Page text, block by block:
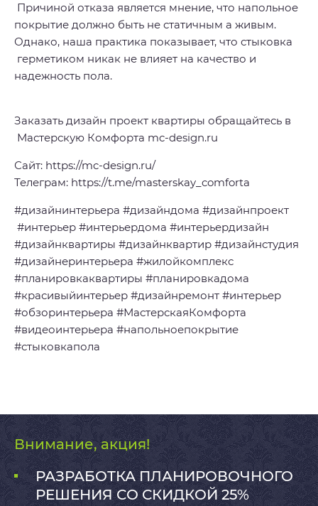
Причиной отказа является мнение, что напольное
покрытие должно быть не статичным а живым.
Однако, наша практика показывает, что стыковка
герметиком никак не влияет на качество и
надежность пола.
Заказать дизайн проект квартиры обращайтесь в
Мастерскую Комфорта mc-design.ru
Сайт: https://mc-design.ru/
Телеграм: https://t.me/masterskay_comforta
#дизайнинтерьера #дизайндома #дизайнпроект
#интерьер #интерьердома #интерьердизайн
#дизайнквартиры #дизайнквартир #дизайнстудия
#дизайнеринтерьера #жилойкомплекс
#планировкаквартиры #планировкадома
#красивыйинтерьер #дизайнремонт #интерьер
#обзоринтерьера #МастерскаяКомфорта
#видеоинтерьера #напольноепокрытие
#стыковкапола
Внимание, акция!
РАЗРАБОТКА ПЛАНИРОВОЧНОГО
РЕШЕНИЯ СО СКИДКОЙ 25%